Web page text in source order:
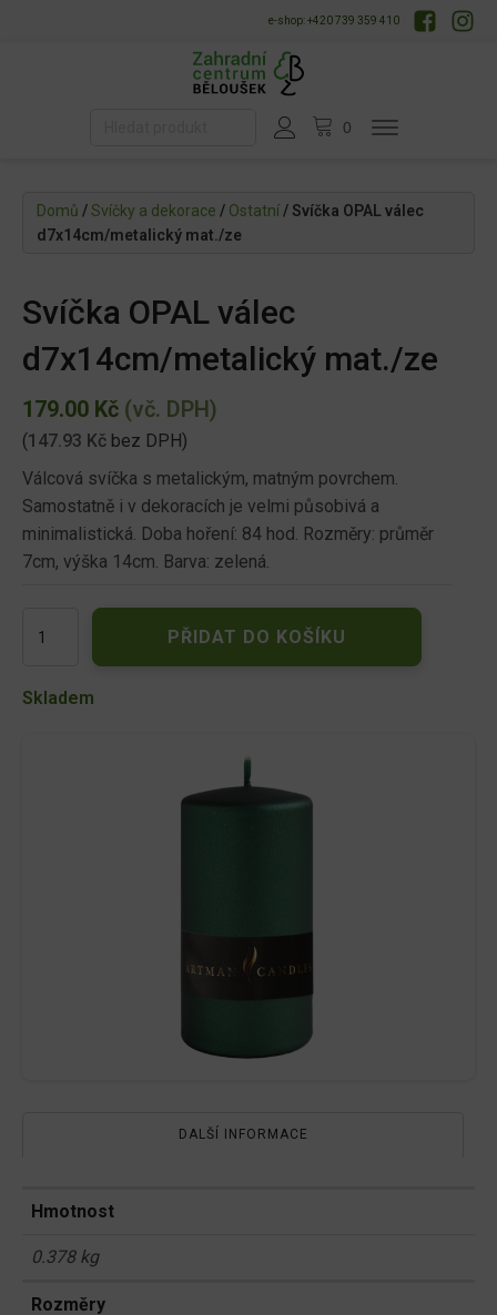
e-shop: +420 739 359 410
Domů /Svíčky a dekorace / Ostatní/ Svíčka OPAL válec
d7x14cm/metalický mat./ze
Svíčka OPAL válec
d7x14cm/metalický mat./ze
179.00 Kč (vč. DPH)
(147.93 Kč bez DPH)
Válcová svíčka s metalickým, matným povrchem.
Samostatně i v dekoracích je velmi působivá a
minimalistická. Doba hoření: 84 hod. Rozměry: průměr
7cm, výška 14cm. Barva: zelená.
OPAL
d7x14cm/metalický
PŘIDAT DO KOŠÍKU
Skladem
DALŠÍ INFORMACE
Hmotnost
0.378 kg
Rozměry